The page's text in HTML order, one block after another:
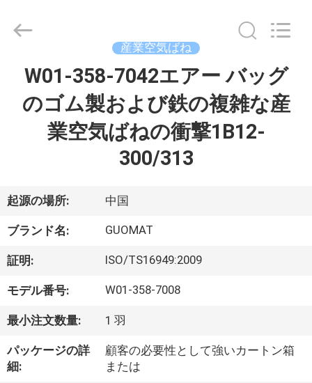
ク
ト
私
達
に
つ
2026
GUANGZHOU
産業空気ばね
W01-358-7042エアー バッグ
のゴム製および鉄の複雑な産
業空気ばねの衝撃1B12-
300/313
起源の場所: 中国
ブランド名: GUOMAT
証明: ISO/TS16949:2009
モデル番号: W01-358-7008
最小注文数量: 1 羽
パッケージの詳
細:
顧客の必要性として強いカートン箱
または